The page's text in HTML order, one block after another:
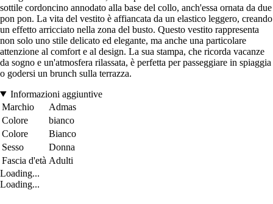
sottile cordoncino annodato alla base del collo, anch'essa ornata da due
pon pon. La vita del vestito è affiancata da un elastico leggero, creando
un effetto arricciato nella zona del busto. Questo vestito rappresenta
non solo uno stile delicato ed elegante, ma anche una particolare
attenzione al comfort e al design. La sua stampa, che ricorda vacanze
da sogno e un'atmosfera rilassata, è perfetta per passeggiare in spiaggia
o godersi un brunch sulla terrazza.
Informazioni aggiuntive
Marchio
Admas
Colore
bianco
Colore
Bianco
Sesso
Donna
Fascia d'età Adulti
Loading...
Loading...